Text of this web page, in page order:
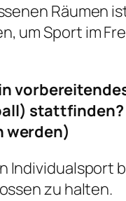
Räumen
Sport im
werden)
zu halten.